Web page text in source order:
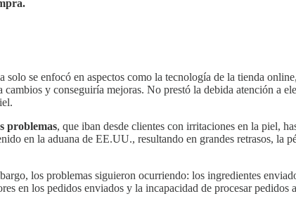
solo se enfocó en aspectos como la tecnología de la tienda
y conseguiría mejoras. No prestó la debida atención a
problemas, que iban desde clientes con irritaciones en la piel,
en la aduana de EE.UU., resultando en grandes retrasos, la
los problemas siguieron ocurriendo: los ingredientes
en los pedidos enviados y la incapacidad de procesar pedidos